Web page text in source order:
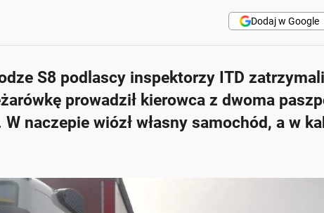
Dodaj w Google
S8 podlascy inspektorzy ITD
prowadził kierowca z dwoma
naczepie wiózł własny samochód, a w